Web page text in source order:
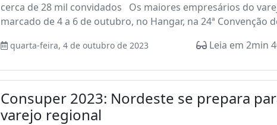
cerca de 28 mil convidados Os maiores empresários do
marcado de 4 a 6 de outubro, no Hangar, na 24ª Convenção
quarta-feira, 4 de outubro de 2023 Leia em 2min
Consuper 2023: Nordeste se prepara
varejo regional